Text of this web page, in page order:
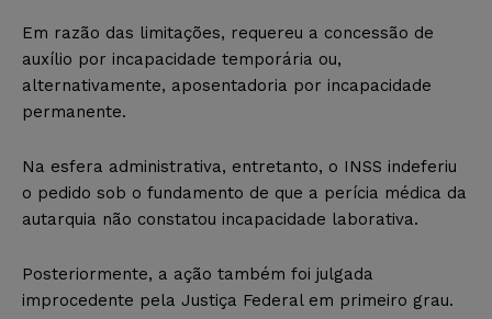
Em razão das limitações, requereu a concessão de
auxílio por incapacidade temporária ou,
alternativamente, aposentadoria por incapacidade
permanente.
Na esfera administrativa, entretanto, o INSS indeferiu
o pedido sob o fundamento de que a perícia médica da
autarquia não constatou incapacidade laborativa.
Posteriormente, a ação também foi julgada
improcedente pela Justiça Federal em primeiro grau.